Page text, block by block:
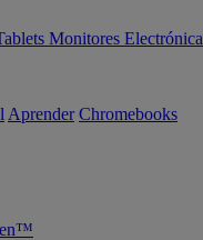
Monitores
Aprender Chromebooks